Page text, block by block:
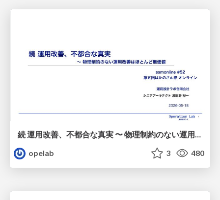
続 運用改善、不都合な真実 〜 物理制約のない運用改善はほとんど無価値 / 20260518-ssmjp-kaizen-no-value-without-physical-constraints
opelab
3 480